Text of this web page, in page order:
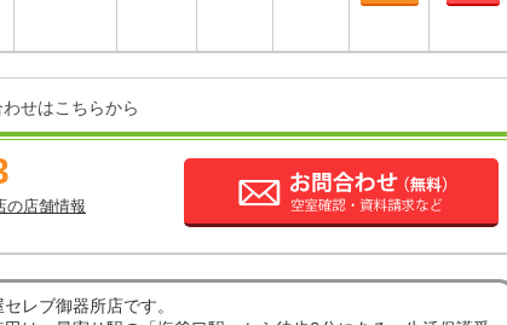
せはこちらから
の店舗情報
レブ御器所店です。